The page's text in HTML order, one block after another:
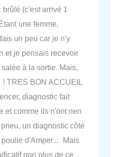
brûlé (c'est arrivé 1
une femme,
un peu car je n'y
et je pensais recevoir
à la sortie. Mais,
! TRES BON ACCUEIL
diagnostic fait
et comme ils n'ont rien
un diagnostic côté
poulie d'Amper… Mais
non plus de ce